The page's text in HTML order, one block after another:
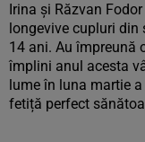
Irina și Răzvan
longevive cupluri din
14 ani. Au împreună
împlini anul acesta
lume în luna martie
fetiță perfect